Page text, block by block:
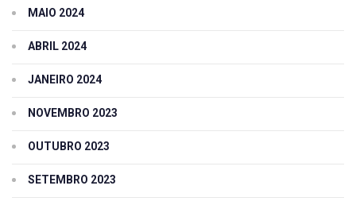
MAIO 2024
ABRIL 2024
JANEIRO 2024
NOVEMBRO 2023
OUTUBRO 2023
SETEMBRO 2023